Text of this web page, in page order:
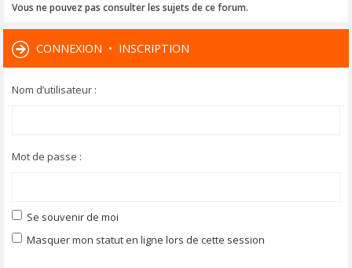
Vous ne pouvez pas consulter les sujets de ce forum.
CONNEXION • INSCRIPTION
Nom d’utilisateur :
Mot de passe :
Se souvenir de moi
Masquer mon statut en ligne lors de cette session